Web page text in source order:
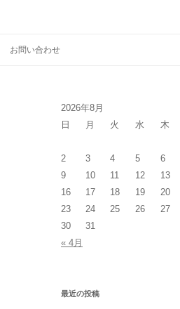
お問い合わせ
2026年8月
日
月 火 水 木
2
3 4 5 6
9
10 11 12 13
16
17 18 19 20
23
24 25 26 27
30
31
« 4月
最近の投稿